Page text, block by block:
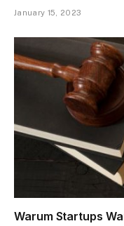
January 15, 2023
Warum Startups